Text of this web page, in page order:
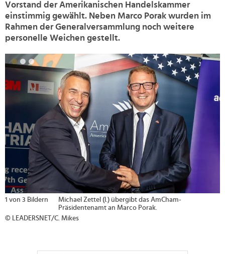
Vorstand der Amerikanischen Handelskammer
einstimmig gewählt. Neben Marco Porak wurden im
Rahmen der Generalversammlung noch weitere
personelle Weichen gestellt.
1 von 3 Bildern
Michael Zettel (l.) übergibt das AmCham-
Präsidentenamt an Marco Porak.
© LEADERSNET/C. Mikes